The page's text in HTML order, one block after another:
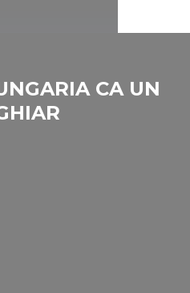
CA UN